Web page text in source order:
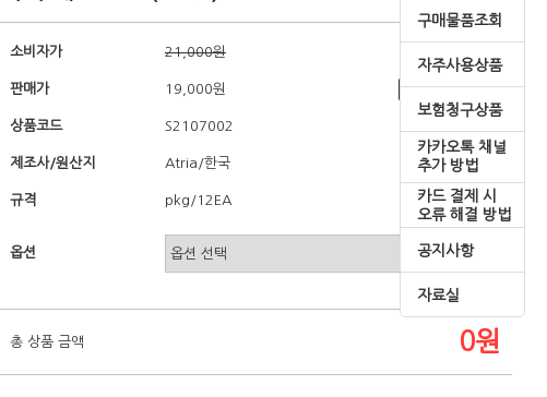
구매물품조회
자주사용상품
보험청구상품
카카오톡 채널
추가 방법
카드 결제 시
오류 해결 방법
공지사항
자료실
소비자가 21,000원
판매가 19,000원 쇼핑혜택
상품코드 S2107002
제조사/원산지 Atria /한국
규격 pkg/12EA
옵션
총 상품 금액 0원